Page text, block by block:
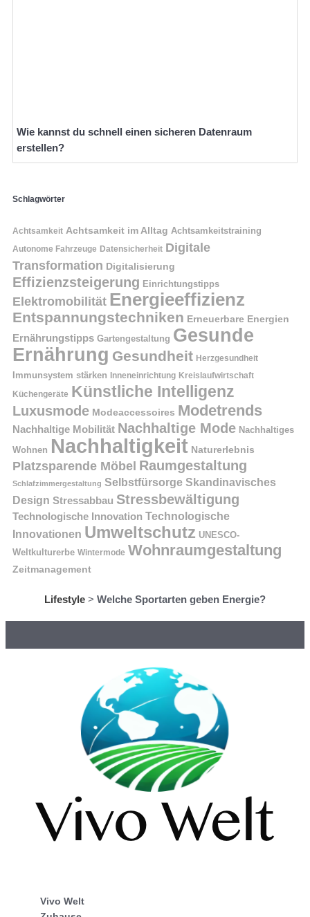
Wie kannst du schnell einen sicheren Datenraum
erstellen?
Schlagwörter
Achtsamkeit Achtsamkeit im Alltag Achtsamkeitstraining
Autonome Fahrzeuge Datensicherheit Digitale
Transformation Digitalisierung
Effizienzsteigerung Einrichtungstipps
Elektromobilität Energieeffizienz
Entspannungstechniken Erneuerbare Energien
Ernährungstipps Gartengestaltung Gesunde
Ernährung Gesundheit Herzgesundheit
Immunsystem stärken Inneneinrichtung Kreislaufwirtschaft
Küchengeräte Künstliche Intelligenz
Luxusmode Modeaccessoires Modetrends
Nachhaltige Mobilität Nachhaltige Mode Nachhaltiges
Wohnen Nachhaltigkeit Naturerlebnis
Platzsparende Möbel Raumgestaltung
Schlafzimmergestaltung Selbstfürsorge Skandinavisches
Design Stressabbau Stressbewältigung
Technologische Innovation Technologische
Innovationen Umweltschutz UNESCO-
Weltkulturerbe Wintermode Wohnraumgestaltung
Zeitmanagement
Lifestyle > Welche Sportarten geben Energie?
Vivo Welt